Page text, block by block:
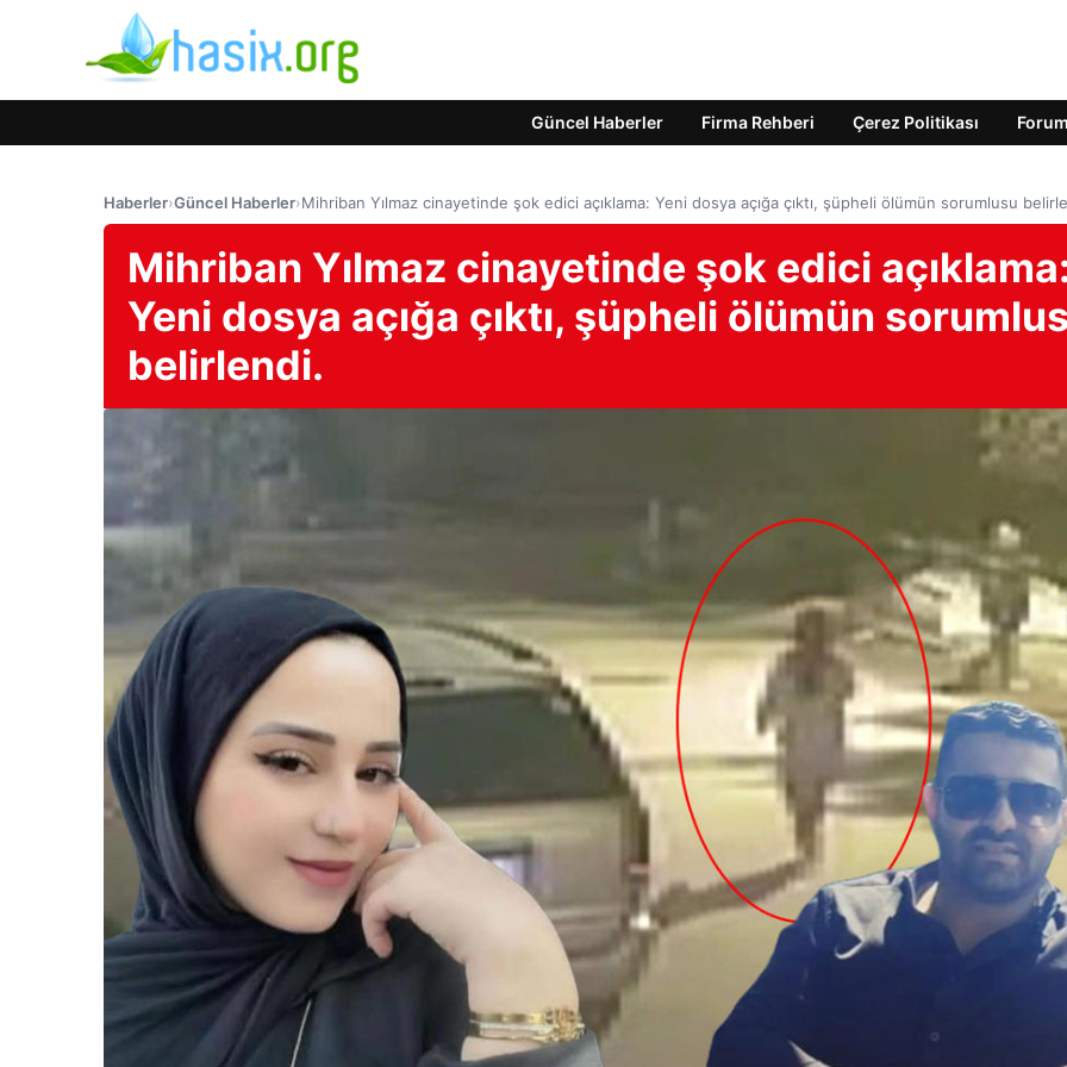
Güncel Haberler Firma Rehberi Çerez Politikası Forum
Haberler›Güncel Haberler›Mihriban Yılmaz cinayetinde şok edici açıklama: Yeni dosya açığa çıktı, şüpheli ölümün sorumlusu
Mihriban Yılmaz cinayetinde şok edici açıklama:
Yeni dosya açığa çıktı, şüpheli ölümün
belirlendi.